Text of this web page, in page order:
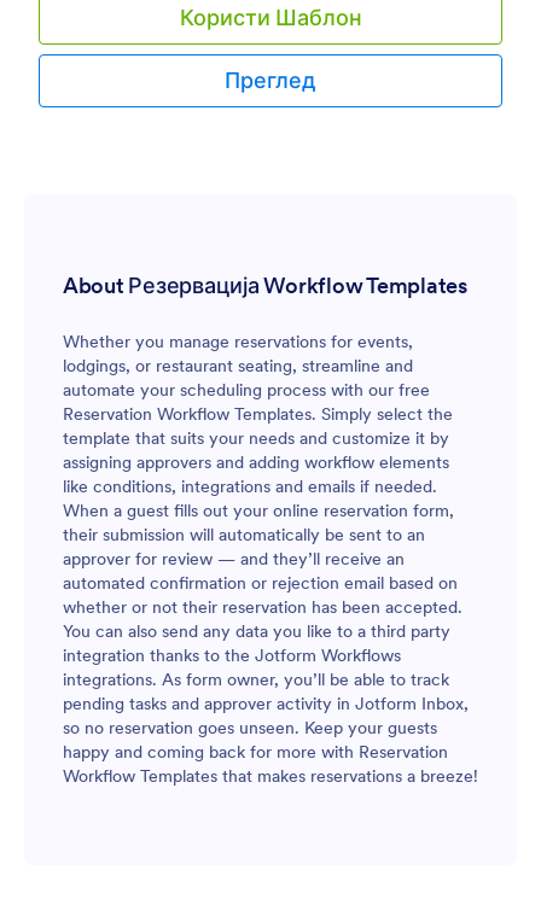
Користи Шаблон
Преглед
About Резервација Workflow Templates
Whether you manage reservations for events,
lodgings, or restaurant seating, streamline and
automate your scheduling process with our free
Reservation Workflow Templates. Simply select the
template that suits your needs and customize it by
assigning approvers and adding workflow elements
like conditions, integrations and emails if needed.
When a guest fills out your online reservation form,
their submission will automatically be sent to an
approver for review — and they’ll receive an
automated confirmation or rejection email based on
whether or not their reservation has been accepted.
You can also send any data you like to a third party
integration thanks to the Jotform Workflows
integrations. As form owner, you’ll be able to track
pending tasks and approver activity in Jotform Inbox,
so no reservation goes unseen. Keep your guests
happy and coming back for more with Reservation
Workflow Templates that makes reservations a breeze!